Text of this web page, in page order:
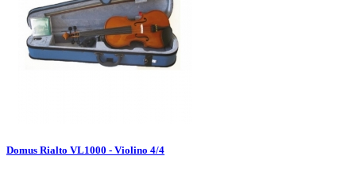
Domus Rialto VL1000 - Violino 4/4